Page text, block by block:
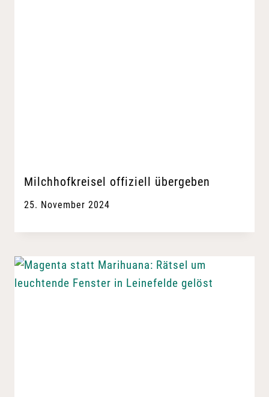
Milchhofkreisel offiziell übergeben
25. November 2024